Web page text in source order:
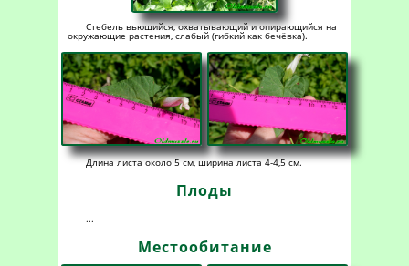
Стебель вьющийся, охватывающий и опирающийся на
окружающие растения, слабый (гибкий как бечёвка).
Длина листа около 5 см, ширина листа 4-4,5 см.
Плоды
...
Местообитание